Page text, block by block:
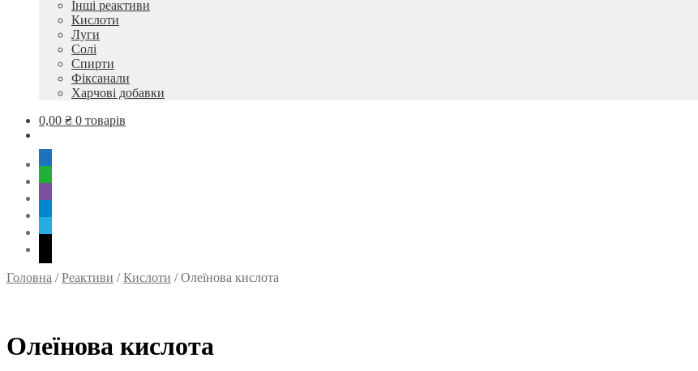
Інші реактиви
Кислоти
Луги
Солі
Спирти
Фіксанали
Харчові добавки
0,00 ₴ 0 товарів
Головна /Реактиви /Кислоти /Олеїнова кислота
Олеїнова кислота